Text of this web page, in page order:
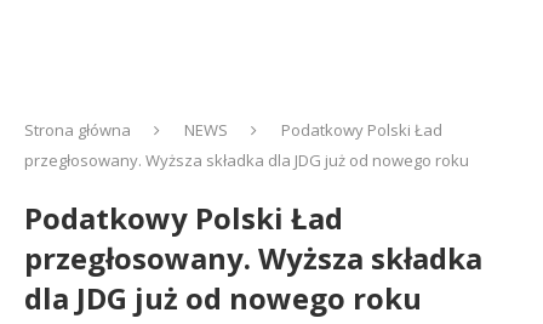
Strona główna NEWS
Podatkowy Polski Ład
przegłosowany. Wyższa składka dla JDG już od nowego roku
Podatkowy Polski Ład
przegłosowany. Wyższa składka
dla JDG już od nowego roku